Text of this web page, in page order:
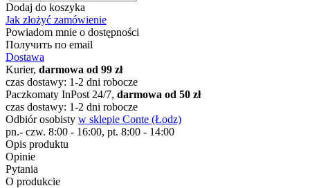
Dodaj do koszyka
Jak złożyć zamówienie
Powiadom mnie o dostępności
Получить по email
Dostawa
Kurier, darmowa od 99 zł
czas dostawy: 1-2 dni robocze
Paczkomaty InPost 24/7, darmowa od 50 zł
czas dostawy: 1-2 dni robocze
Odbiór osobisty w sklepie Conte (Łodz)
pn.- czw. 8:00 - 16:00, pt. 8:00 - 14:00
Opis produktu
Opinie
Pytania
O produkcie